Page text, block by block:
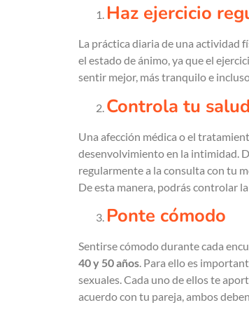
Haz ejercicio
La práctica diaria de una actividad
el estado de ánimo, ya que el
sentir mejor, más tranquilo e
Controla tu
Una afección médica o el
desenvolvimiento en la intimidad.
regularmente a la consulta con tu
De esta manera, podrás controlar
Ponte cómodo
Sentirse cómodo durante cada
40 y 50 años. Para ello es
sexuales. Cada uno de ellos te
acuerdo con tu pareja, ambos